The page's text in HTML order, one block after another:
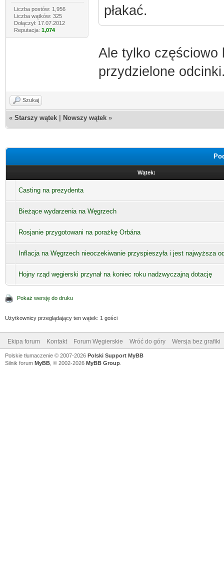
Liczba postów: 1,956
Liczba wątków: 325
Dołączył: 17.07.2012
Reputacja: 1,074
płakać.
Ale tylko częściowo
przydzielone
Szukaj
« Starszy wątek Nowszy wątek »
Wątek:
Casting na prezydenta
Bieżące wydarzenia na Węgrzech
Rosjanie przygotowani na porażkę Orbána
Inflacja na Węgrzech nieoczekiwanie przyspieszyła i jest najwyższa
Hojny rząd węgierski przynał na koniec roku nadzwyczajną dotację
Pokaż wersję do druku
Użytkownicy przeglądający ten wątek: 1 gości
Ekipa forum Kontakt Forum Węgierskie Wróć do góry Wersja bez grafiki
Polskie tłumaczenie © 2007-2026 Polski Support MyBB
Silnik forum MyBB , © 2002-2026 MyBB Group